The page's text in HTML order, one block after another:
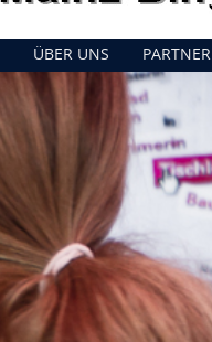
ÜBER UNS PARTNER